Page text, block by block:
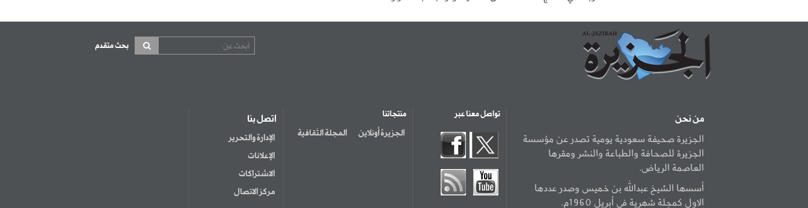
بحث متقدم
من نحن
الجزيرة صحيفة سعودية يومية تصدر عن مؤسسة
الجزيرة للصحافة والطباعة والنشر ومقرها
العاصمة الرياض.
أسسها الشيخ عبدالله بن خميس وصدر عددها
الاول كمجلة شهرية في أبريل 1960م.
تواصل معنا عبر منتجاتنا
الجزيرة أونلاين المجلة الثقافية
اتصل بنا
الإدارة والتحرير
الإعلانات
الاشتراكات
مركز الاتصال